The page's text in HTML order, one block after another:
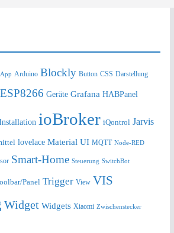
App Arduino Blockly Button CSS Darstellung
ESP8266 Geräte Grafana HABPanel
ioBroker iQontrol Jarvis
lovelace Material UI MQTT Node-RED
Smart-Home Steuerung SwitchBot
Panel Trigger View VIS
Widget Widgets Xiaomi Zwischenstecker